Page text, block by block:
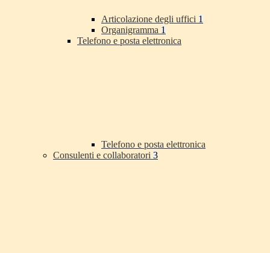
Articolazione degli uffici 1
Organigramma 1
Telefono e posta elettronica
Telefono e posta elettronica
Consulenti e collaboratori 3